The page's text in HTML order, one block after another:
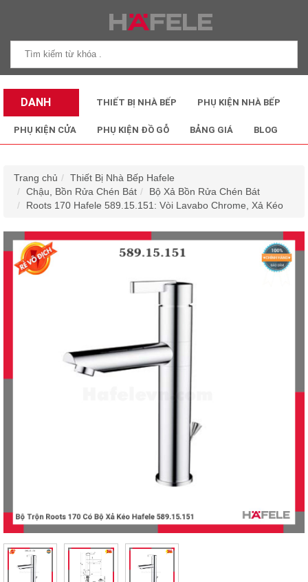
DANH
MỤC SẢN
THIẾT BỊ NHÀ BẾP PHỤ KIỆN NHÀ BẾP
PHỤ KIỆN CỬA PHỤ KIỆN ĐỒ GỖ BẢNG GIÁ BLOG
Trang chủ
Thiết Bị Nhà Bếp Hafele
Chậu, Bồn Rửa Chén Bát
Bộ Xả Bồn Rửa Chén Bát
Roots 170 Hafele 589.15.151: Vòi Lavabo Chrome, Xả Kéo